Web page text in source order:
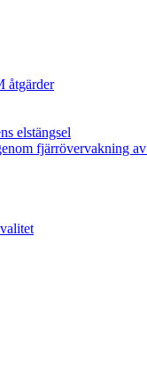
åtgärder
elstängsel
fjärrövervakning